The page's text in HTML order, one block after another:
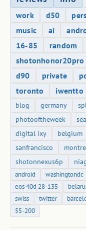
work
d50
music
ai
16-85
random
shotonhonor20pro
d90
private
toronto
iwentto
blog
germany
photooftheweek
digital ixy
belgium
sanfrancisco
shotonnexus6p
android
washingtondc
eos 40d 28-135
swiss
twitter
55-200